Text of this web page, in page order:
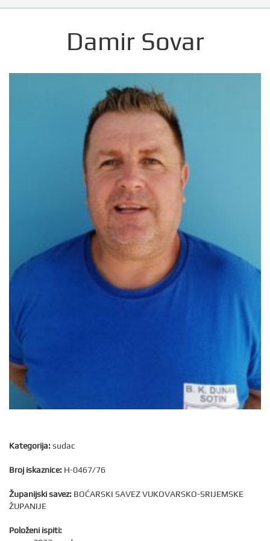
Damir Sovar
Kategorija:sudac
Broj iskaznice: H-0467/76
Županijski savez: BOĆARSKI SAVEZ VUKOVARSKO-SRIJEMSKE
ŽUPANIJE
Položeni ispiti: